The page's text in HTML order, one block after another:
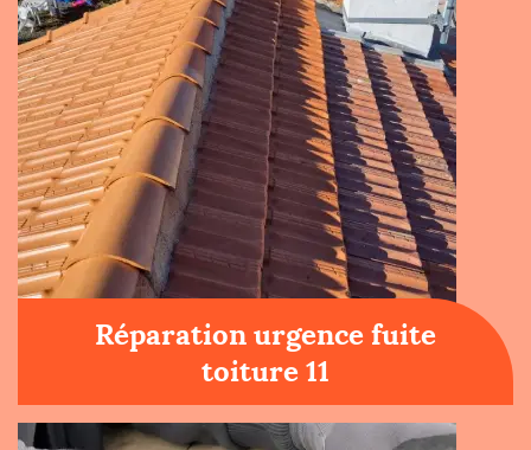
Réparation urgence fuite
toiture 11